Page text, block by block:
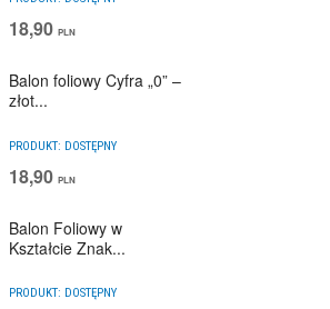
18,90 PLN
Balon foliowy Cyfra „0” –
złot...
PRODUKT: DOSTĘPNY
18,90 PLN
Balon Foliowy w
Kształcie Znak...
PRODUKT: DOSTĘPNY